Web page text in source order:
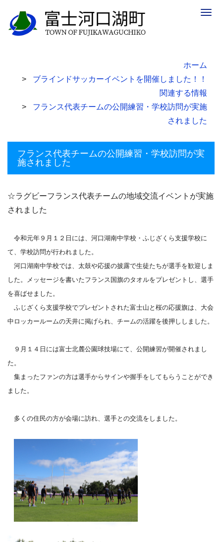
ホーム
ブラインドサッカーイベントを開催しました！！
関連する情報
フランス代表チームの公開練習・学校訪問が実施
されました
フランス代表チームの公開練習・学校訪問が実
施されました
☆ラグビーフランス代表チームの地域交流イベントが実施
されました
令和元年９月１２日には、河口湖南中学校・ふじざくら支援学校に
て、学校訪問が行われました。
河口湖南中学校では、太鼓や応援の披露で生徒たちが選手を歓迎しま
した。メッセージを書いたフランス国旗のタオルをプレゼントし、選手
を喜ばせました。
ふじざくら支援学校でプレゼントされた富士山と桜の応援旗は、大会
中ロッカールームの天井に掲げられ、チームの活躍を後押ししました。
９月１４日には富士北麓公園球技場にて、公開練習が開催されまし
た。
集まったファンの方は選手からサインや握手をしてもらうことができ
ました。
多くの住民の方が会場に訪れ、選手との交流をしました。